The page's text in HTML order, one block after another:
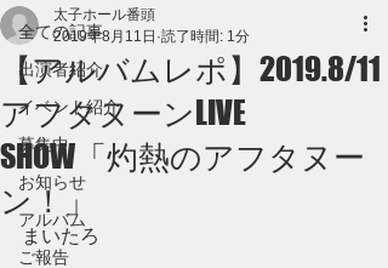
全ての記事
出演者紹介
イベント紹介
募集中
お知らせ
アルバム
ご報告
【アルバムレポ】2019.8/11
アフタヌーンLIVE
SHOW「灼熱のアフタヌー
ン！」
太子ホール番頭
2019年8月11日 読了時間: 1分
まいたろ